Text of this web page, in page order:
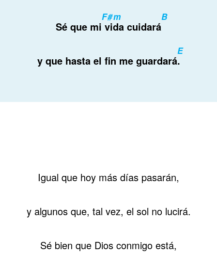
Sé que mi
F#m
vida cuidará
B
y que hasta el fin me guardará
E
.
Igual que hoy más días pasarán,
y algunos que, tal vez, el sol no lucirá.
Sé bien que Dios conmigo está,